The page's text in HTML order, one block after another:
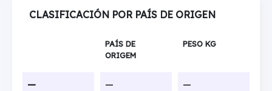
CLASIFICACIÓN POR PAÍS DE ORIGEN
PAÍS DE
ORIGEM
PESO KG
— — —